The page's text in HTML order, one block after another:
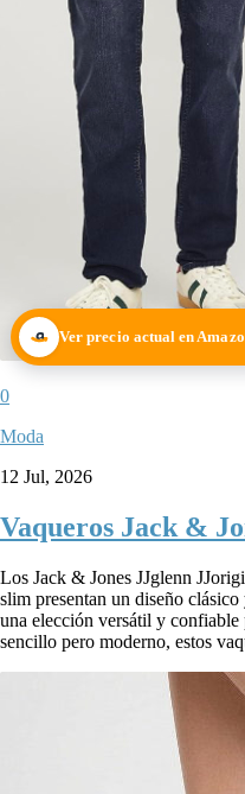
Ver precio actual en
0
Moda
12 Jul, 2026
Vaqueros Jack &
Los Jack & Jones JJglenn
slim presentan un diseño
una elección versátil y
sencillo pero moderno, estos